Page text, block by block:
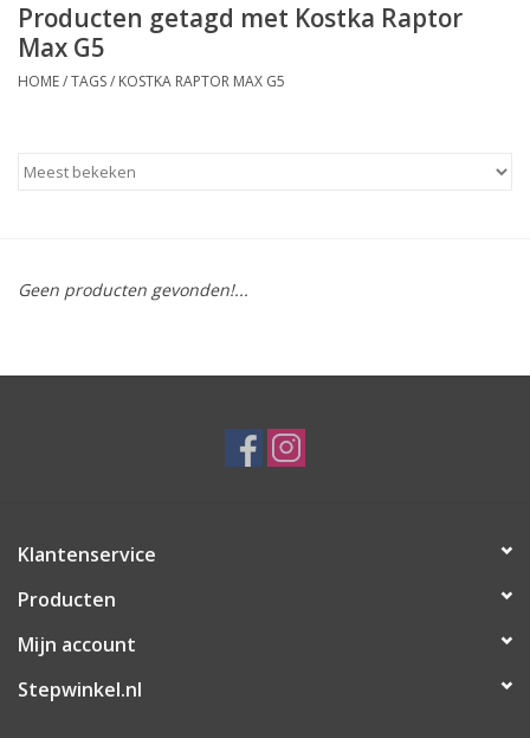
Steps huren of uitproberen
Producten getagd met Kostka Raptor
Max G5
HOME/TAGS/ KOSTKA RAPTOR MAX G5
Geen producten gevonden!...
Klantenservice
Producten
Mijn account
Stepwinkel.nl